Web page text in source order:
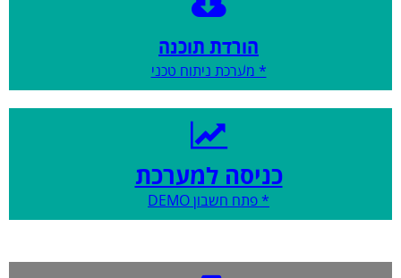
הורדת תוכנה
* מערכת ניתוח טכני
כניסה למערכת
* פתח חשבון DEMO